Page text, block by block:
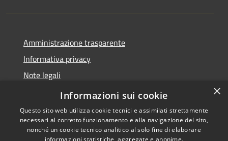
Amministrazione trasparente
Informativa privacy
Note legali
Dichiarazione di accessibilità
×
Informazioni sui cookie
Questo sito web utilizza cookie tecnici e assimilati strettamente
necessari al corretto funzionamento e alla navigazione del sito,
nonché un cookie tecnico analitico al solo fine di elaborare
informazioni statistiche, aggregate e anonime.